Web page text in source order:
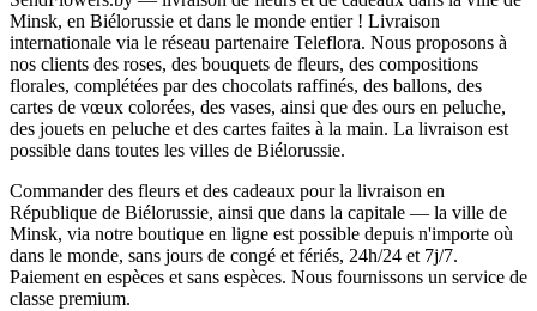
Minsk, en Biélorussie et dans le monde entier ! Livraison
internationale via le réseau partenaire Teleflora. Nous proposons à
nos clients des roses, des bouquets de fleurs, des compositions
florales, complétées par des chocolats raffinés, des ballons, des
cartes de vœux colorées, des vases, ainsi que des ours en peluche,
des jouets en peluche et des cartes faites à la main. La livraison est
possible dans toutes les villes de Biélorussie.
Commander des fleurs et des cadeaux pour la livraison en
République de Biélorussie, ainsi que dans la capitale — la ville de
Minsk, via notre boutique en ligne est possible depuis n'importe où
dans le monde, sans jours de congé et fériés, 24h/24 et 7j/7.
Paiement en espèces et sans espèces. Nous fournissons un service de
classe premium.